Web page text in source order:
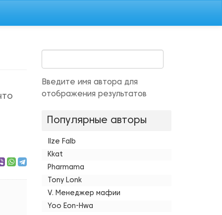
Введите имя автора для
отображения результатов
Популярные авторы
Ilze Falb
Kkat
Pharmama
Tony Lonk
V. Менеджер мафии
Yoo Eon-Hwa